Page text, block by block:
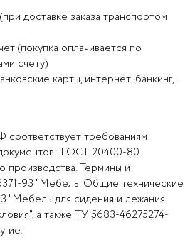
доставке заказа транспортом
(покупка оплачивается по
счету)
карты, интернет-банкинг,
требованиям
ГОСТ 20400-80
производства. Термины и
93 "Мебель. Общие технические
"Мебель для сидения и лежания.
а также ТУ 5683-46275274-